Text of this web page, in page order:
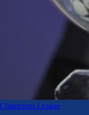
Champions League